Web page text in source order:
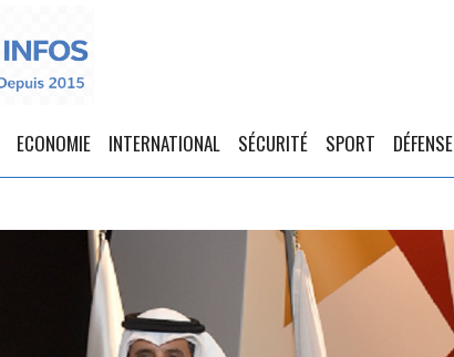
ECONOMIE INTERNATIONAL SÉCURITÉ SPORT DÉFENSE